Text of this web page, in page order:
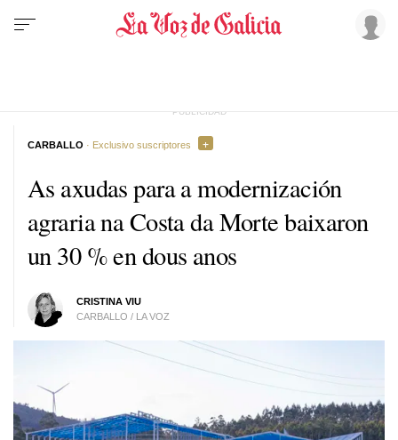
As axudas para a modernización
agraria na Costa da Morte baixaron
un 30 % en dous anos
CRISTINA VIU
CARBALLO / LA VOZ
CARBALLO · Exclusivo suscriptores